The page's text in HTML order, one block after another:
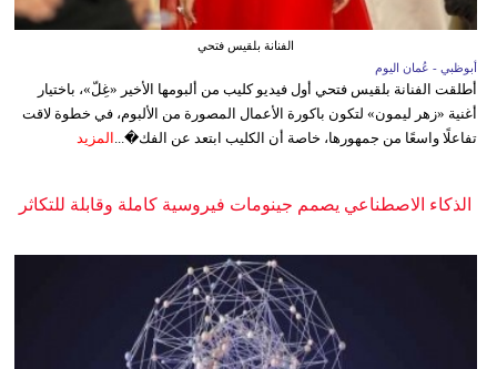
الفنانة بلقيس فتحي
أبوظبي - عُمان اليوم
أطلقت الفنانة بلقيس فتحي أول فيديو كليب من ألبومها الأخير «غِلّ»، باختيار
أغنية «زهر ليمون» لتكون باكورة الأعمال المصورة من الألبوم، في خطوة لاقت
تفاعلًا واسعًا من جمهورها، خاصة أن الكليب ابتعد عن الفك�... المزيد
الذكاء الاصطناعي يصمم جينومات فيروسية كاملة وقابلة للتكاثر